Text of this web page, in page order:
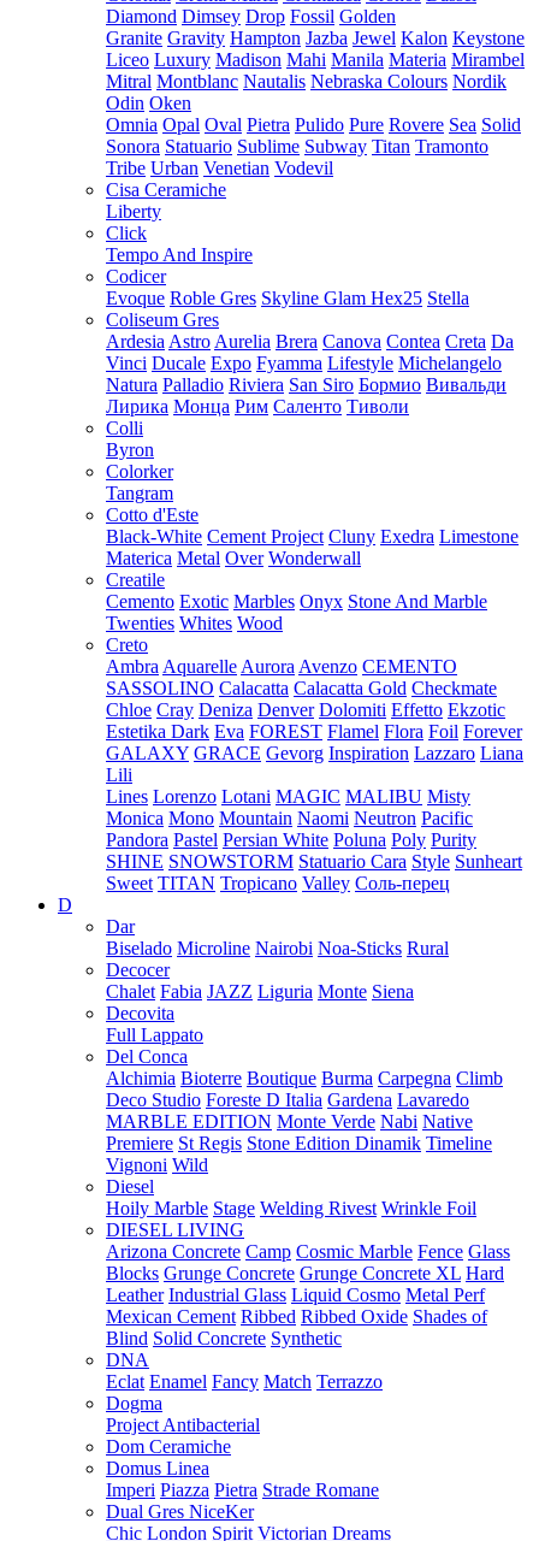
Diamond Dimsey Drop Fossil Golden
Granite Gravity Hampton Jazba Jewel Kalon Keystone
Liceo Luxury Madison Mahi Manila Materia Mirambel
Mitral Montblanc Nautalis Nebraska Colours Nordik
Odin Oken
Omnia Opal Oval Pietra Pulido Pure Rovere Sea Solid
Sonora Statuario Sublime Subway Titan Tramonto
Tribe Urban Venetian Vodevil
Cisa Ceramiche
Liberty
Click
Tempo And Inspire
Codicer
Evoque Roble Gres Skyline Glam Hex25 Stella
Coliseum Gres
Ardesia Astro Aurelia Brera Canova Contea Creta Da
Vinci Ducale Expo Fyamma Lifestyle Michelangelo
Natura Palladio Riviera San Siro Бормио Вивальди
Лирика Монца Рим Саленто Тиволи
Colli
Byron
Colorker
Tangram
Cotto d'Este
Black-White Cement Project Cluny Exedra Limestone
Materica Metal Over Wonderwall
Creatile
Cemento Exotic Marbles Onyx Stone And Marble
Twenties Whites Wood
Creto
Ambra Aquarelle Aurora Avenzo CEMENTO
SASSOLINO Calacatta Calacatta Gold Checkmate
Chloe Cray Deniza Denver Dolomiti Effetto Ekzotic
Estetika Dark Eva FOREST Flamel Flora Foil Forever
GALAXY GRACE Gevorg Inspiration Lazzaro Liana
Lili
Lines Lorenzo Lotani MAGIC MALIBU Misty
Monica Mono Mountain Naomi Neutron Pacific
Pandora Pastel Persian White Poluna Poly Purity
SHINE SNOWSTORM Statuario Cara Style Sunheart
Sweet TITAN Tropicano Valley Соль-перец
D
Dar
Biselado Microline Nairobi Noa-Sticks Rural
Decocer
Chalet Fabia JAZZ Liguria Monte Siena
Decovita
Full Lappato
Del Conca
Alchimia Bioterre Boutique Burma Carpegna Climb
Deco Studio Foreste D Italia Gardena Lavaredo
MARBLE EDITION Monte Verde Nabi Native
Premiere St Regis Stone Edition Dinamik Timeline
Vignoni Wild
Diesel
Hoily Marble Stage Welding Rivest Wrinkle Foil
DIESEL LIVING
Arizona Concrete Camp Cosmic Marble Fence Glass
Blocks Grunge Concrete Grunge Concrete XL Hard
Leather Industrial Glass Liquid Cosmo Metal Perf
Mexican Cement Ribbed Ribbed Oxide Shades of
Blind Solid Concrete Synthetic
DNA
Eclat Enamel Fancy Match Terrazzo
Dogma
Project Antibacterial
Dom Ceramiche
Domus Linea
Imperi Piazza Pietra Strade Romane
Dual Gres NiceKer
Chic London Spirit Victorian Dreams